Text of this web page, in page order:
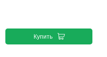
Купить